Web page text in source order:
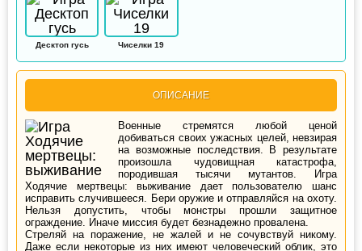
ОПИСАНИЕ
Военные стремятся любой ценой
добиваться своих ужасных целей, невзирая
на возможные последствия. В результате
произошла чудовищная катастрофа,
породившая тысячи мутантов. Игра
Ходячие мертвецы: выживание дает пользователю шанс
исправить случившееся. Бери оружие и отправляйся на охоту.
Нельзя допустить, чтобы монстры прошли защитное
ограждение. Иначе миссия будет безнадежно провалена.
Стреляй на поражение, не жалей и не сочувствуй никому.
Даже если некоторые из них имеют человеческий облик, это
Десктоп гусь Чиселки 19